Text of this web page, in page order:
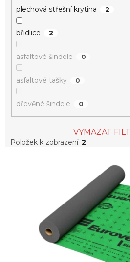
plechová střešní krytina 2
břidlice 2
asfaltové šindele 0
asfaltové tašky 0
dřevěné šindele 0
VYMAZAT
Položek k zobrazení:2